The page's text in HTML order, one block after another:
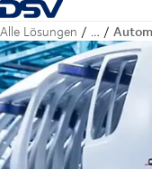
Zurück zur
Alle Lösungen …